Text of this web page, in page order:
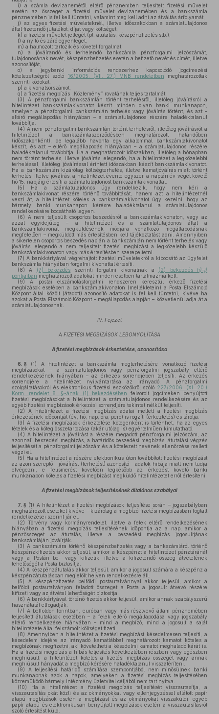
i) a számla devizanemétől eltérő pénznemben teljesített fizetési művelet
esetén az összeget a fizetési művelet devizanemében és a bankszámla
pénznemében is fel kell tüntetni, valamint meg kell adni az átváltás árfolyamát,
j) az egyes fizetési műveleteknél, illetve időszakokban a számlatulajdonos
által fizetendő jutalékot, díjat vagy költséget,
k) a fizetési művelet jellegét (pl. átutalás, készpénzfizetés stb.),
l) a nyitó és záró egyenleget,
m) a halmozott tartozik és követel forgalmat,
n) a jóváírandó és terhelendő bankszámla pénzforgalmi jelzőszámát,
tulajdonosának nevét, készpénzbefizetés esetén a befizető nevét és címét, illetve
azonosítóját,
o) a jegybanki információs rendszerhez kapcsolódó jogcímezési
kötelezettségről szóló 16/2005. (VII. 27.) MNB rendeletben meghatározottak
szerinti kódokat,
p) a kivonatsorszámot,
q) a fizetési megbízás „Közlemény” rovatának teljes tartalmát.
(3) A pénzforgalmi bankszámlán történt terhelésről, illetőleg jóváírásról a
hitelintézet bankszámlakivonatot készít minden olyan banki munkanapon,
amelyen a pénzforgalmi bankszámlán terhelés vagy jóváírás történt, és azt –
eltérő megállapodás hiányában – a számlatulajdonos részére haladéktalanul
továbbítja.
(4) A nem pénzforgalmi bankszámlán történt terhelésről, illetőleg jóváírásról a
hitelintézet a bankszámlaszerződésben meghatározott határidőben
(időszakonként), de legalább havonta egy alkalommal bankszámlakivonatot
készít, és azt – eltérő megállapodás hiányában – a számlatulajdonos részére
haladéktalanul továbbítja. Ha a meghatározott időszakban, illetőleg a hónapban
nem történt terhelés, illetve jóváírás, elegendő, ha a hitelintézet a legközelebbi
terheléssel, illetőleg jóváírással érintett időszakban készít bankszámlakivonatot.
Ha a bankszámlán kizárólag költségterhelés, illetve kamatjóváírás miatt történt
terhelés, illetve jóváírás, a hitelintézet évente egyszer, a naptári év végét követő
hó 15. napjáig értesíti a számlatulajdonost bankszámlakivonattal.
(5) Ha a számlatulajdonos úgy rendelkezik, hogy nem kéri a
bankszámlakivonat részére történő továbbítását, hanem azt a hitelintézetnél
veszi át, a hitelintézet köteles a bankszámlakivonatot úgy kezelni, hogy az
bármely banki munkanapon kérésre haladéktalanul a számlatulajdonos
rendelkezésére bocsátható legyen.
(6) A nem teljesült csoportos beszedésről a bankszámlakivonaton, vagy az
azzal egyidejűleg – a hitelintézet és a számlatulajdonos által a
bankszámlakivonat megküldésének módjára vonatkozó megállapodásnak
megfelelően – megküldött más értesítésben kell tájékoztatást adni. Amennyiben
a sikertelen csoportos beszedés napján a bankszámlán nem történt terhelés vagy
jóváírás, elegendő a nem teljesített fizetési megbízást a legközelebb készülő
bankszámlakivonaton vagy más értesítésben szerepeltetni.
(7) A bankkártyával végrehajtott fizetési műveletekről a kibocsátó az ügyfelet
bankszámla hiányában forgalmi kivonattal értesíti.
(8) A (7) bekezdés szerinti forgalmi kivonatnak a (2) bekezdésh)–j)
pontjaiban meghatározott adatokat minden esetben tartalmaznia kell.
(9) A postai elszámolásforgalmi rendszeren keresztül érkező fizetési
megbízások esetében a bankszámlakivonaton (mellékletein) a Posta Elszámoló
Központ által közölt (átadott) azonosító adatokat is fel kell tüntetni, kivéve ha
azokat a Posta Elszámoló Központ – megállapodás alapján – közvetlenül adja át a
számlatulajdonosnak.
IV. Fejezet
A FIZETÉSI MEGBÍZÁSOK LEBONYOLÍTÁSA
A fizetési megbízások érkeztetése, azonosítása
6. § (1)
A hitelintézet a bankszámla megterhelésére vonatkozó fizetési
megbízásokat – a számlatulajdonos vagy pénzforgalmi jogszabály eltérő
rendelkezésének hiányában – az érkezés sorrendjében teljesíti. Az érkezés
sorrendjére a hitelintézet nyilvántartása az irányadó. A pénzforgalmi
szolgáltatásokról és elektronikus fizetési eszközökről szóló 227/2006. (XI. 20.)
Korm. rendelet 8. §-ának (1) bekezdésében felsorolt jogcímeken benyújtott
fizetési megbízásokat a hitelintézet a számlatulajdonos rendelkezésére és az
egyéb fizetési megbízások érkezési sorrendjére tekintet nélkül teljesíti.
(2) A hitelintézet a fizetési megbízás adatai mellett a fizetési megbízás
érkezésének időpontját (év, hó, nap, óra, perc) is rögzíti (érkeztetés) és tárolja.
(3) A fizetési megbízások érkeztetése kötegenként is történhet, ha az egyes
tételek és a köteg összetartozása (akár utólag is) egyértelműen kimutatható.
(4) A hitelintézet a jóváírást a részére megadott pénzforgalmi jelzőszám, az
azonnali beszedési megbízás, a határidős beszedési megbízás, átutalási végzés
teljesítését a pénzforgalmi jelzőszám és a kötelezett nevének ellenőrzése mellett
végzi el.
(5) Ha a hitelintézet a részére elektronikus úton továbbított fizetési megbízást
az azon szereplő – jóváírást (terhelést) azonosító – adatok hibája miatt nem tudja
elvégezni, e felismerést követően legkésőbb az érkezést követő banki
munkanapon köteles a fizetési megbízást megküldő hitelintézetet erről értesíteni.
A fizetési megbízások teljesítésének általános szabályai
7. § (1) A hitelintézet a fizetési megbízások teljesítése során – jogszabályban
meghatározott eseteket kivéve – kizárólag a megbízó fizetési megbízásban foglalt
rendelkezései szerint jár el.
(2) Törvény vagy kormányrendelet, illetve a felek eltérő rendelkezésének
hiányában a fizetési megbízás teljesítésének időpontja az a nap, amikor a
pénzösszeget az átutalás, illetve a beszedési megbízás jogosultjának
bankszámláján jóváírják.
(3) A bankszámlára történő készpénzbefizetés vagy a bankszámláról történő
készpénzkifizetés akkor teljesül, amikor a készpénzt a hitelintézet pénztáránál
vagy a Postán be- vagy kifizetik, illetve a kifizetendő összeg átvételének
lehetőségét a Posta biztosítja.
(4) A készpénzátutalás akkor teljesül, amikor a jogosult számára a készpénz a
készpénzátutalásban megjelölt helyen rendelkezésre áll.
(5) A készpénzfizetés belföldi postautalvánnyal akkor teljesül, amikor a
belföldi postautalványon feladott összeget a Posta a jogosult átvevő részére
kifizeti vagy az átvétel lehetőségét biztosítja.
(6) A bankkártyával történő fizetés akkor teljesül, amikor annak szabályszerű
használatát elfogadják.
(7) A belföldön forintban, euróban vagy más résztvevő állam pénznemében
teljesített átutalások esetében – a felek eltérő megállapodása vagy jogszabály
eltérő rendelkezése hiányában – mind a megbízó, mind a jogosult a saját
hitelintézete által felszámolt költséget fizeti.
(8) Amennyiben a hitelintézet a fizetési megbízást késedelmesen teljesíti, a
késedelem idejére az irányadó kamatlábbal meghatározott kamatot köteles a
megbízónak megfizetni, aki követelheti a késedelmi kamatot meghaladó kárát is.
Ha a fizetési megbízás a hibás teljesítés következtében részben vagy egészben
meghiúsult, a hitelintézet köteles a fizetési megbízás összegét vagy annak
meghiúsult hányadát a megbízó kérésére haladéktalanul visszatéríteni.
(9) A teljesítési határidő számítása szempontjából nem minősülnek banki
munkanapnak azok a napok, amelyeken a fizetési megbízás teljesítésében
közreműködő bármely intézmény üzletvitel céljából nem tart nyitva.
(10) Ha a hitelintézet a fizetési megbízás teljesítését visszautasítja, a
visszautasítás okát közli és az okmányokkal vagy ellenjegyzéssel ellátott papír
alapú megbízások esetén a megbízást és az okmányokat visszaküldi, egyéb
papír alapú és elektronikusan benyújtott megbízások esetén a visszautasításról
szóló értesítést küld.